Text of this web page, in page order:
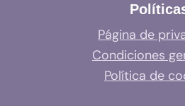
Página de
Condiciones
Política de